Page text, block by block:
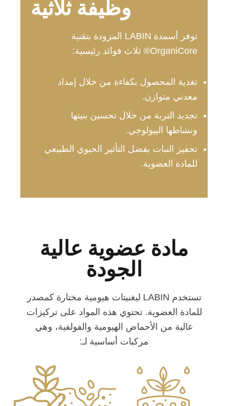
وظيفة ثلاثية
توفر أسمدة LABIN المزودة بتقنية
OrganiCore® ثلاث فوائد رئيسية:
تغذية المحصول بكفاءة من خلال إمداد
معدني متوازن.
تجديد التربة من خلال تحسين بنيتها
ونشاطها البيولوجي.
تحفيز النبات بفضل التأثير الحيوي الطبيعي
للمادة العضوية.
مادة عضوية عالية
الجودة
تستخدم LABIN ليغنيتات هيومية مختارة كمصدر
للمادة العضوية. تحتوي هذه المواد على تركيزات
عالية من الأحماض الهيومية والفولفية، وهي
مركبات أساسية لـ: